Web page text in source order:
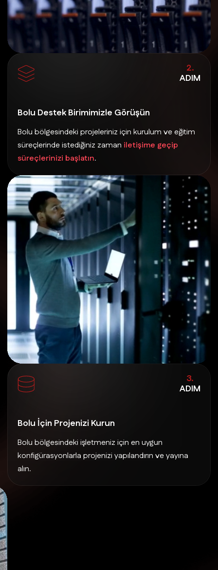
2.
ADIM
Bolu Destek Birimimizle Görüşün
Bolu bölgesindeki projeleriniz için kurulum ve eğitim
süreçlerinde istediğiniz zaman iletişime geçip
süreçlerinizi başlatın.
3.
ADIM
Bolu İçin Projenizi Kurun
Bolu bölgesindeki işletmeniz için en uygun
konfigürasyonlarla projenizi yapılandırın ve yayına
alın.